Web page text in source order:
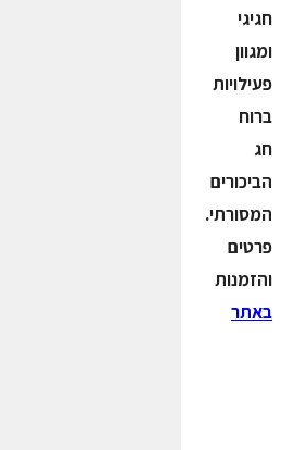
חגיגי
ומגוון
פעילויות
ברוח
חג
הביכורים
המסורתי.
פרטים
והזמנות
באתר